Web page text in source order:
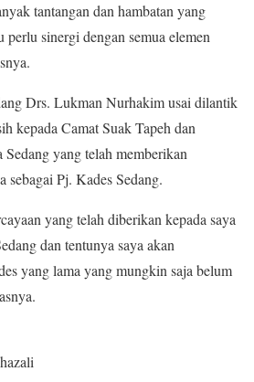
tantangan dan hambatan yang
sinergi dengan semua elemen
Drs. Lukman Nurhakim usai dilantik
kepada Camat Suak Tapeh dan
Sedang yang telah memberikan
sebagai Pj. Kades Sedang.
yang telah diberikan kepada saya
dan tentunya saya akan
yang lama yang mungkin saja belum